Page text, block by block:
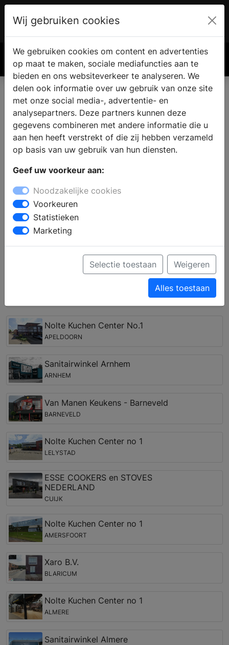
€ 0.00
Keukens in Zenderen
Zoekt u een keukenzaak voor een nieuwe keuken in
Zenderen ? In de showroom kunt u kiezen uit
verschillende keukenstijlen: een moderne keuken, een
afspraak en laat u informeren over de verschillende
mogelijkheden op het gebied van keukenapparatuur,
werkbladen en opbergmogelijkheden. Uw specifieke
wensen kunnen door het ervaren team worden vertaald
Keukenwinkels in de regio Zenderen
Nolte Kuchen Center No.1
APELDOORN
Sanitairwinkel Arnhem
ARNHEM
Van Manen Keukens - Barneveld
BARNEVELD
Nolte Kuchen Center no 1
LELYSTAD
ESSE COOKERS en STOVES
NEDERLAND
CUIJK
Nolte Kuchen Center no 1
AMERSFOORT
Xaro B.V.
BLARICUM
Nolte Kuchen Center no 1
ALMERE
Sanitairwinkel Almere
Wij gebruiken cookies
We gebruiken cookies om content en advertenties
op maat te maken, sociale mediafuncties aan te
bieden en ons websiteverkeer te analyseren. We
delen ook informatie over uw gebruik van onze site
met onze social media-, advertentie- en
analysepartners. Deze partners kunnen deze
gegevens combineren met andere informatie die u
aan hen heeft verstrekt of die zij hebben verzameld
op basis van uw gebruik van hun diensten.
Geef uw voorkeur aan:
Noodzakelijke cookies
Voorkeuren
Statistieken
Marketing
Selectie toestaan Weigeren
Alles toestaan